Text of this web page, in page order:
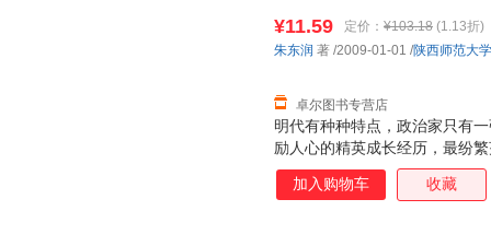
明代有种种特点，政治家只有
励人心的精英成长经历，最纷
典之作，学术大师朱东润巨制。
¥11.59 定价： ¥103.18 (1.13折)
卓尔图书专营店
朱东润 著 /2009-01-01 /陕西师范大
加入购物车 收藏